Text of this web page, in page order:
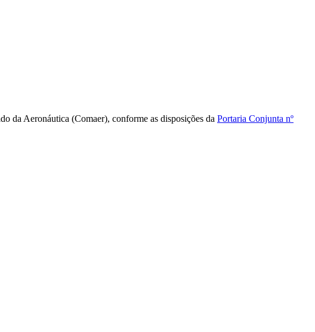
da Aeronáutica (Comaer), conforme as disposições da Portaria Conjunta nº